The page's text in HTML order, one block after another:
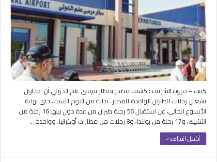
يستقبل
56
رحلة
طيران
الأسبوع
بينها
17
رحلة
من
بولندا
مغلقة
كتبت – مروة الشريف : كشف مصدر بمطار مرسى علم الدولي أن جداول
تشغيل رحلات الطيران الوافدة للمطار ، بداية من اليوم السبت، حتى نهاية
الأسبوع الحالي، عن استقبال 56 رحلة طيران من عدة دول بينها 16 رحلة من
التشيك، و17 رحلة من بولندا، و8 رحلات من مطارات أوكرانيا، وواحدة …
أكمل القراءة »